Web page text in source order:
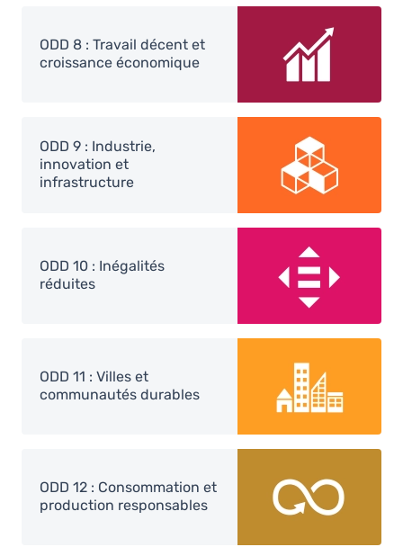
ODD 8 : Travail décent et
croissance économique
ODD 9 : Industrie,
innovation et
infrastructure
ODD 10 : Inégalités
réduites
ODD 11 : Villes et
communautés durables
ODD 12 : Consommation et
production responsables